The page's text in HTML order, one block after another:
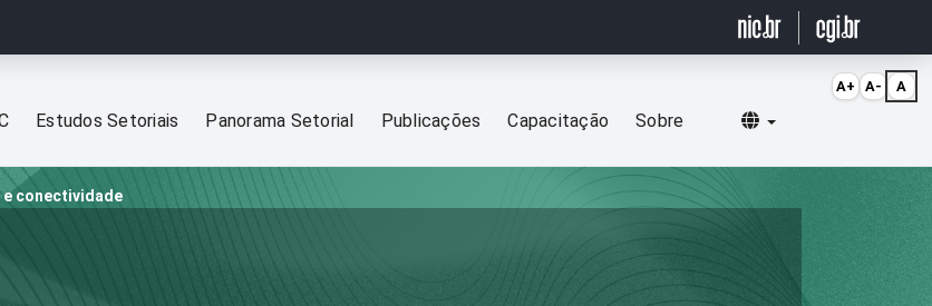
Estudos Setoriais Panorama Setorial Publicações Capacitação Sobre Selecionar idioma
e conectividade
A+ A- A